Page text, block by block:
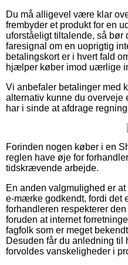
Du må alligevel være klar
frembyder et produkt for en
uforståeligt tiltalende, så
faresignal om en uoprigtig
betalingskort er i hvert fald
hjælper køber imod uærlige
Vi anbefaler betalinger med
alternativ kunne du overveje
har i sinde at afdrage
Forinden nogen køber i en
reglen have øje for
tidskrævende arbejde.
En anden valgmulighed er
e-mærke godkendt, fordi det
forhandleren respekterer
foruden at internet
fagfolk som er meget
Desuden får du anledning
forvoldes vanskeligheder i